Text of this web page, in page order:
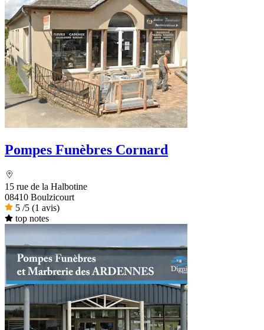
Pompes Funèbres Cornard
15 rue de la Halbotine
08410 Boulzicourt
5 /5 (1 avis)
top notes